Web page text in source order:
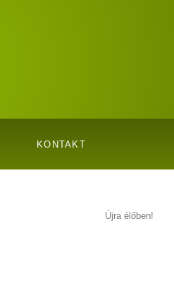
KONTAKT
Újra élőben!